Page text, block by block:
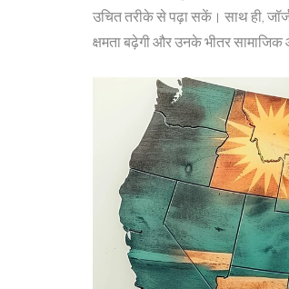
उचित तरीके से पढ़ा सकें। साथ ही,
क्षमता बढ़ेगी और उनके भीतर सामाजिक